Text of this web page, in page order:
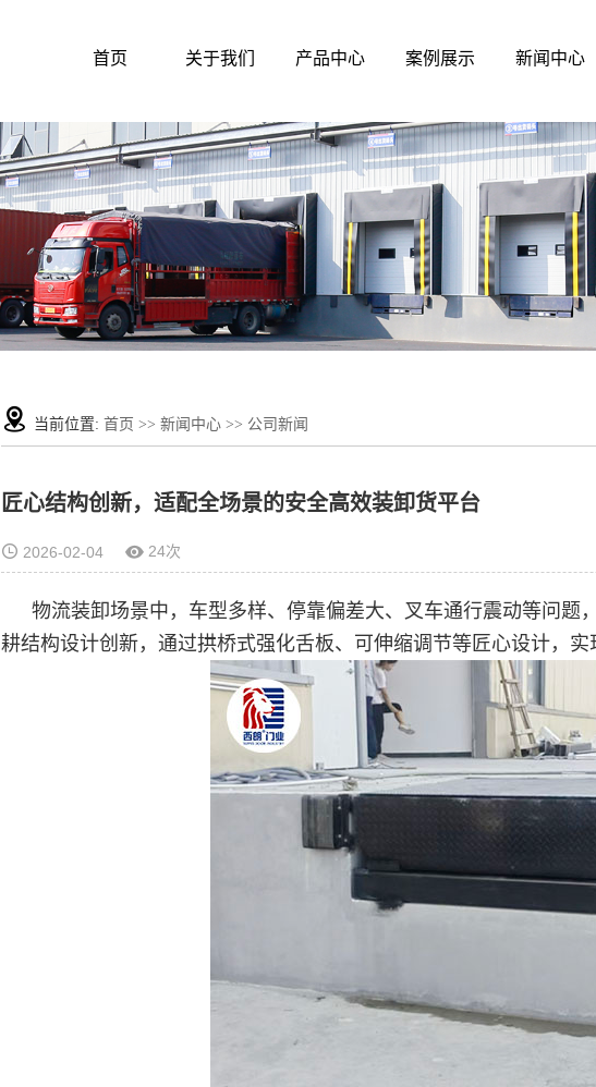
首页 关于我们 产品中心 案例展示 新闻中心
当前位置: 首页 >>新闻中心 >> 公司新闻
匠心结构创新，适配全场景的安全高效装卸货平台
2026-02-04 24次
物流装卸场景中，车型多样、停靠偏差大、叉车通行震动等问题
耕结构设计创新，通过拱桥式强化舌板、可伸缩调节等匠心设计，实